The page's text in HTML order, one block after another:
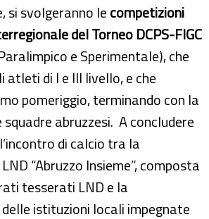
si svolgeranno lecompetizioni
del Torneo DCPS-FIGC
e Sperimentale), che
atleti di I e III livello, e che
pomeriggio, terminando con la
abruzzesi. A concludere
di calcio tra la
“Abruzzo Insieme”, composta
tesserati LND e la
istituzioni locali impegnate